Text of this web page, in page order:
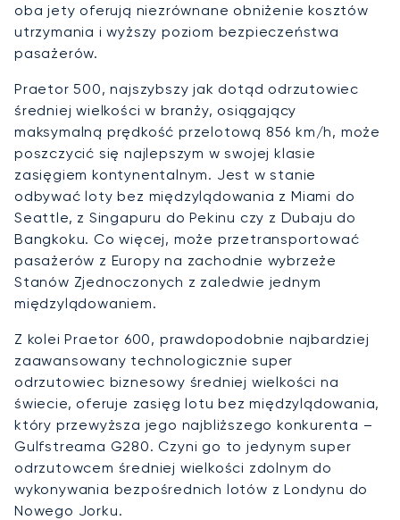
oba jety oferują niezrównane obniżenie kosztów
utrzymania i wyższy poziom bezpieczeństwa
pasażerów.
Praetor 500, najszybszy jak dotąd odrzutowiec
średniej wielkości w branży, osiągający
maksymalną prędkość przelotową 856 km/h, może
poszczycić się najlepszym w swojej klasie
zasięgiem kontynentalnym. Jest w stanie
odbywać loty bez międzylądowania z Miami do
Seattle, z Singapuru do Pekinu czy z Dubaju do
Bangkoku. Co więcej, może przetransportować
pasażerów z Europy na zachodnie wybrzeże
Stanów Zjednoczonych z zaledwie jednym
międzylądowaniem.
Z kolei Praetor 600, prawdopodobnie najbardziej
zaawansowany technologicznie super
odrzutowiec biznesowy średniej wielkości na
świecie, oferuje zasięg lotu bez międzylądowania,
który przewyższa jego najbliższego konkurenta –
Gulfstreama G280. Czyni go to jedynym super
odrzutowcem średniej wielkości zdolnym do
wykonywania bezpośrednich lotów z Londynu do
Nowego Jorku.